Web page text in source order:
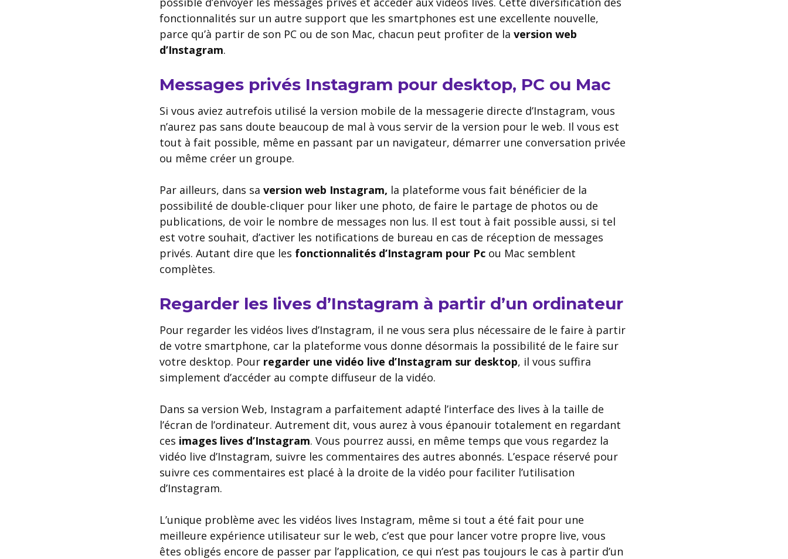
fonctionnalités sur un autre support que les smartphones est une excellente nouvelle,
parce qu’à partir de son PC ou de son Mac, chacun peut profiter de la version web
d’Instagram.
Messages privés Instagram pour desktop, PC ou Mac
Si vous aviez autrefois utilisé la version mobile de la messagerie directe d’Instagram, vous
n’aurez pas sans doute beaucoup de mal à vous servir de la version pour le web. Il vous est
tout à fait possible, même en passant par un navigateur, démarrer une conversation privée
ou même créer un groupe.
Par ailleurs, dans sa version web Instagram, la plateforme vous fait bénéficier de la
possibilité de double-cliquer pour liker une photo, de faire le partage de photos ou de
publications, de voir le nombre de messages non lus. Il est tout à fait possible aussi, si tel
est votre souhait, d’activer les notifications de bureau en cas de réception de messages
privés. Autant dire que les fonctionnalités d’Instagram pour Pc ou Mac semblent
complètes.
Regarder les lives d’Instagram à partir d’un ordinateur
Pour regarder les vidéos lives d’Instagram, il ne vous sera plus nécessaire de le faire à partir
de votre smartphone, car la plateforme vous donne désormais la possibilité de le faire sur
votre desktop. Pour regarder une vidéo live d’Instagram sur desktop, il vous suffira
simplement d’accéder au compte diffuseur de la vidéo.
Dans sa version Web, Instagram a parfaitement adapté l’interface des lives à la taille de
l’écran de l’ordinateur. Autrement dit, vous aurez à vous épanouir totalement en regardant
ces images lives d’Instagram. Vous pourrez aussi, en même temps que vous regardez la
vidéo live d’Instagram, suivre les commentaires des autres abonnés. L’espace réservé pour
suivre ces commentaires est placé à la droite de la vidéo pour faciliter l’utilisation
d’Instagram.
L’unique problème avec les vidéos lives Instagram, même si tout a été fait pour une
meilleure expérience utilisateur sur le web, c’est que pour lancer votre propre live, vous
êtes obligés encore de passer par l’application, ce qui n’est pas toujours le cas à partir d’un